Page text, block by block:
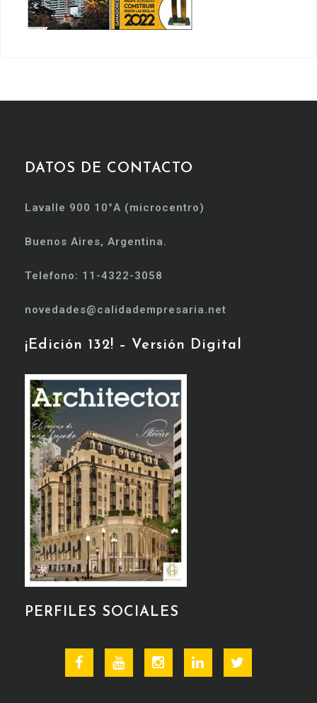
DATOS DE CONTACTO
Lavalle 900 10°A (microcentro)
Buenos Aires, Argentina.
Telefono: 11-4322-3058
novedades@calidadempresaria.net
¡Edición 132! – Versión Digital
PERFILES SOCIALES
FacebookYoutube InstagramLinkedin